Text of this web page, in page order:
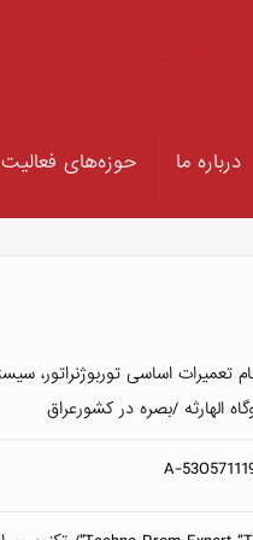
درباره ما حوزه‌های فعالیت
الهارثه /بصره در کشورعراق
A-